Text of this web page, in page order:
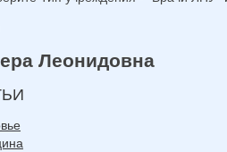
Леонидовна